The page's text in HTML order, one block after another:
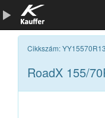
Szerszámkatalógus
Kosár
Alkatrészek
Cikkszám:
RoadX 155/